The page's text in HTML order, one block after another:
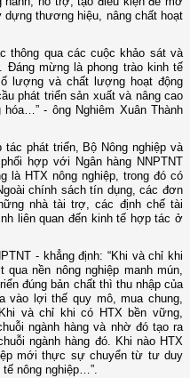
dựng thương hiệu, nâng chất hoạt
thông qua các cuộc khảo sát và
Đáng mừng là phong trào kinh tế
lượng và chất lượng hoạt động
phát triển sản xuất và nâng cao
- ông Nghiêm Xuân Thành
phát triển, Bộ Nông nghiệp và
hợp với Ngân hàng NNPTNT
là HTX nông nghiệp, trong đó có
chính sách tín dụng, các đơn
nhà tài trợ, các định chế tài
liên quan đến kinh tế hợp tác ở
- khẳng định: “Khi và chỉ khi
nền nông nghiệp manh mún,
đúng bản chất thì thu nhập của
vào lợi thế quy mô, mua chung,
và chỉ khi có HTX bền vững,
ngành hàng và nhờ đó tạo ra
ngành hàng đó. Khi nào HTX
mới thực sự chuyển từ tư duy
nông nghiệp…”.